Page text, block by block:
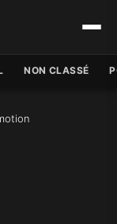
NON CLASSÉ